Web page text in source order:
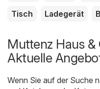
Tisch
Ladegerät
Muttenz Haus
Aktuelle
Wenn Sie auf der Suche